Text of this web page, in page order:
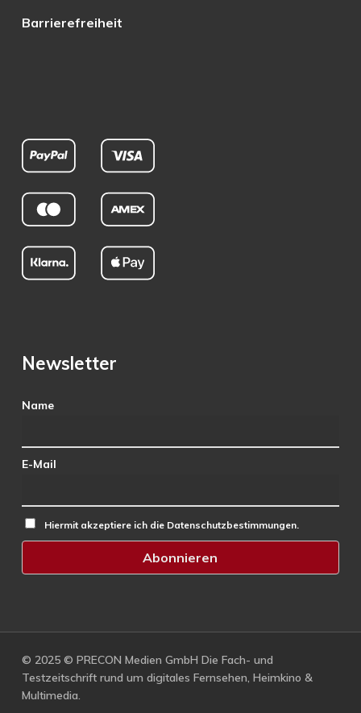
Barrierefreiheit
Newsletter
Name
E-Mail
Hiermit akzeptiere ich die Datenschutzbestimmungen.
© 2025 © PRECON Medien GmbH Die Fach- und
Testzeitschrift rund um digitales Fernsehen, Heimkino &
Multimedia.